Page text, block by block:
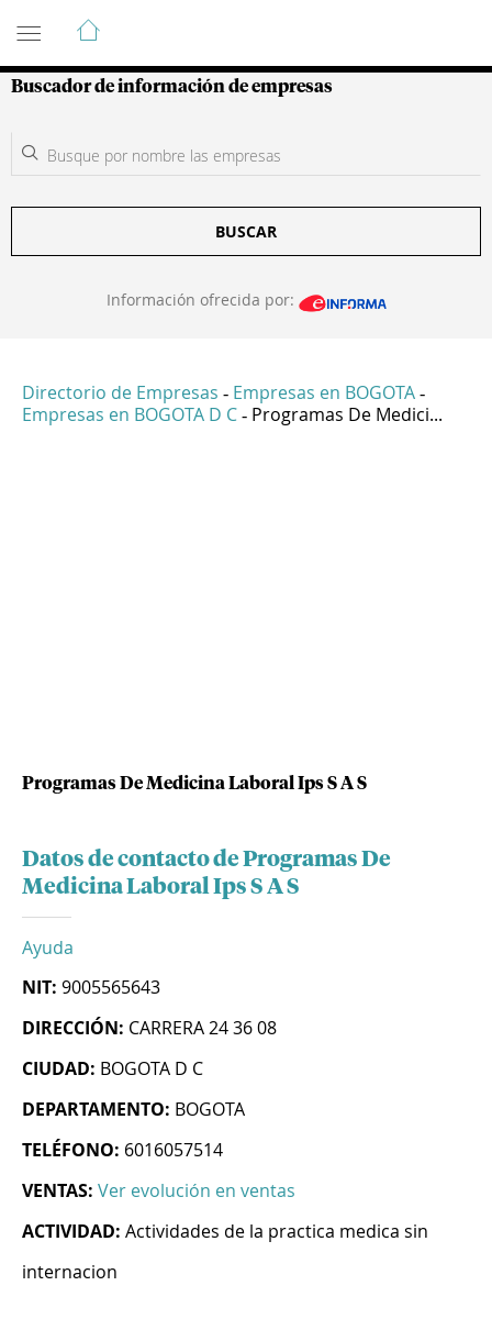
Guía de Empresas Colombianas
Buscador de información de empresas
BUSCAR
Información ofrecida por:
Directorio de Empresas - Empresas en BOGOTA -
Empresas en BOGOTA D C - Programas De Medici...
Programas De Medicina Laboral Ips S A S
Datos de contacto de Programas De
Medicina Laboral Ips S A S
Ayuda
NIT: 9005565643
DIRECCIÓN: CARRERA 24 36 08
CIUDAD: BOGOTA D C
DEPARTAMENTO: BOGOTA
TELÉFONO: 6016057514
VENTAS: Ver evolución en ventas
ACTIVIDAD: Actividades de la practica medica sin
internacion